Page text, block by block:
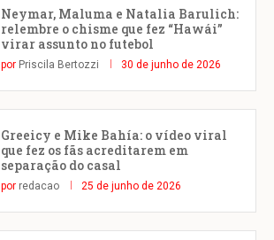
Neymar, Maluma e Natalia Barulich:
relembre o chisme que fez “Hawái”
virar assunto no futebol
por Priscila Bertozzi 30 de junho de 2026
Greeicy e Mike Bahía: o vídeo viral
que fez os fãs acreditarem em
separação do casal
por redacao 25 de junho de 2026